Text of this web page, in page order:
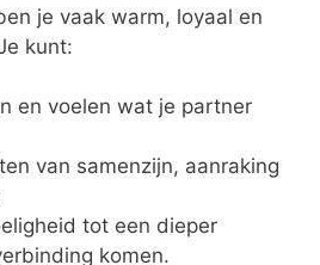
je vaak warm, loyaal en
kunt:
en voelen wat je partner
van samenzijn, aanraking
tot een dieper
komen.